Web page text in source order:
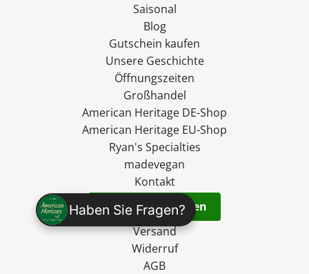
Haben Sie Fragen?
Saisonal
Blog
Gutschein kaufen
Unsere Geschichte
Öffnungszeiten
Großhandel
American Heritage DE-Shop
American Heritage EU-Shop
Ryan's Specialties
madevegan
Kontakt
Vertrag widerrufen
Versand
Widerruf
AGB